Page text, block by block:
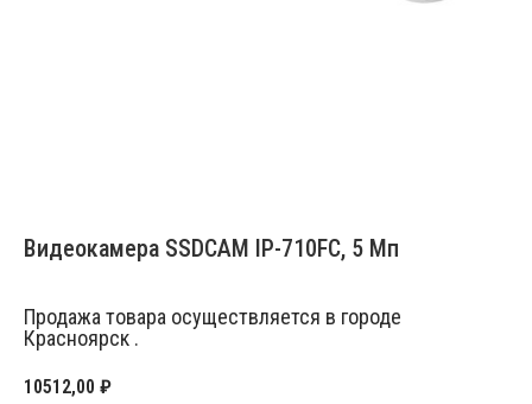
Видеокамера SSDCAM IP-710FC, 5 Мп
Продажа товара осуществляется в городе
Красноярск .
10512,00 ₽